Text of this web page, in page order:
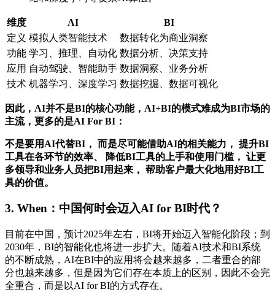
维度 AI
BI
定义 模拟人类智能技术
数据转化为商业洞察
功能 学习、推理、自动化 数据分析、决策支持
应用 自动驾驶、智能助手 数据洞察、业务分析
技术 机器学习、深度学习 数据挖掘、数据可视化
因此，AI并不是BI的核心功能，AI+BI的模式难成为BI市场的
主流，更多的是AI For BI：
不是要用AI代替BI， 而是尽可能借助AI的相关能力， 提升BI
工具在各环节的效率、 降低BI工具的上手和使用门槛， 让更
多领导和业务人员把BI用起来， 帮助客户最大化地用好BI工
具的价值。
3. When：中国何时会迈入AI for BI时代？
目前在中国，预计2025年左右，BI将开始迈入智能化阶段；到
2030年，BI的智能化也将进一步扩大。随着AI技术和BI系统
的不断成熟，AI在BI中的应用将会越来越多，二者重合的部
分也越来越多，但是因为它们存在本质上的区别，因此不会完
全重合，而是以AI for BI的方式存在。